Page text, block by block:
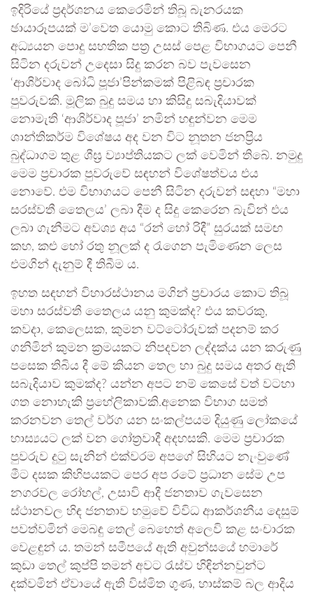
ඉදිරියේ ප්‍රදර්ශනය කෙරෙමින් තිබූ බැනරයක
ඡායාරූපයක් ම’වෙත යොමු කොට තිබිණ. එය මෙරට
අධ්‍යයන පොදු සහතික පත්‍ර උසස් පෙළ විභාගයට පෙනී
සිටින දරුවන් උදෙසා සිදු කරන බව පැවසෙන
‘ආශිර්වාද බෝධි පූජා’පින්කමක් පිළිබඳ ප්‍රචාරක
පුවරුවකි. මූලික බුදු සමය හා කිසිදු සබැදියාවක්
නොමැති ‘ආශිර්වාද පූජා’ නමින් හඳුන්වන මෙම
ශාන්තිකර්ම විශේෂය අද වන විට නූතන ජනප්‍රිය
බුද්ධාගම තුළ ශීඝ්‍ර ව්‍යාප්තියකට ලක් වෙමින් තිබේ. නමුදු
මෙම ප්‍රචාරක පුවරුවේ සඳහන් විශේෂත්වය එය
නොවේ. එම විභාගයට පෙනී සිටින දරුවන් සඳහා “මහා
සරස්වතී තෛලය’ ලබා දීම ද සිදු කෙරෙන බැවින් එය
ලබා ගැනීමට අවශ්‍ය අය “රන් හෝ රිදී” සුරයක් සමඟ
කහ, කළු හෝ රතු නූලක් ද රැගෙන පැමිණෙන ලෙස
එමගින් දැනුම් දී තිබීම ය.
ඉහත සඳහන් විහාරස්ථානය මගින් ප්‍රචාරය කොට තිබූ
මහා සරස්වතී තෛලය යනු කුමක්ද? එය කවරකු,
කවදා, කෙලෙසක, කුමන වට්ටෝරුවක් පදනම් කර
ගනිමින් කුමන ක්‍රමයකට නිපදවන ලද්දක්ය යන කරුණු
පසෙක තිබිය දී මේ කියන තෙල හා බුදු සමය අතර ඇති
සබැදියාව කුමක්ද? යන්න අපට නම් කෙසේ වත් වටහා
ගත නොහැකි ප්‍රහේලිකාවකි.අනෙක විභාග සමත්
කරනවන තෙල් වර්ග යන සංකල්පයම දියුණු ලෝකයේ
හාස්‍යයට ලක් වන ගෝත්‍රවාදී අදහසකි. මෙම ප්‍රචාරක
පුවරුව දුටු සැනින් එක්වරම අපගේ සිහියට නැංවුණේ
මීට දසක කිහිපයකට පෙර අප රටේ ප්‍රධාන සේම උප
නගරවල රෝහල්, උසාවි ආදී ජනතාව ගැවසෙන
ස්ථානවල හිඳ ජනතාව හමුවේ විවිධ ආකර්ශනීය දෙසුම්
පවත්වමින් මෙබඳු තෙල් බෙහෙත් අලෙවි කළ සංචාරක
වෙළඳුන් ය. තමන් සමීපයේ ඇති අවුන්සයේ හමාරේ
කුඩා තෙල් කුප්පි තමන් අවට රැස්ව හිඳින්නවුන්ට
දක්වමින් ඒවායේ ඇති විස්මිත ගුණ, හාස්කම් බල ආදිය